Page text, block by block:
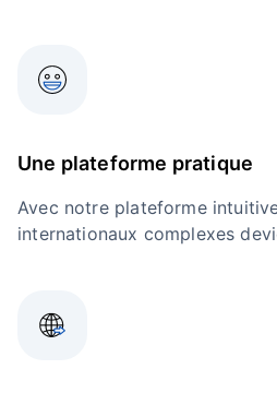
Une plateforme pratique
Avec notre plateforme
internationaux complexes